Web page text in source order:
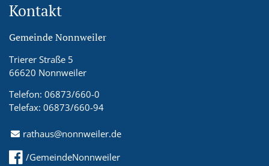
Kontakt
Gemeinde Nonnweiler
Trierer Straße 5
66620 Nonnweiler
Telefon: 06873/660-0
Telefax: 06873/660-94
rathaus@nonnweiler.de
/GemeindeNonnweiler